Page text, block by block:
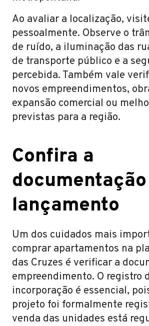
Ao avaliar a localização,
pessoalmente. Observe o
de ruído, a iluminação das
de transporte público e a
percebida. Também vale
novos empreendimentos,
expansão comercial ou
previstas para a região.
Confira a
lançamento
Um dos cuidados mais
comprar apartamentos na
das Cruzes é verificar a
empreendimento. O registro
incorporação é essencial,
projeto foi formalmente
venda das unidades está